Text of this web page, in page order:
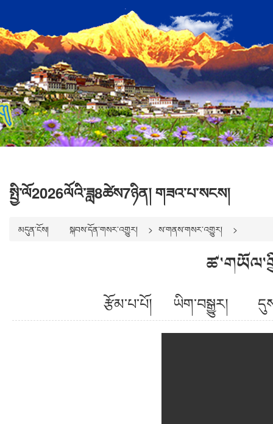
སྤྱི་ལོ2026ལོའི་ཟླ8ཚེས7ཉིན། གཟའ་པ་སངས།
མདུན་ངོས། སྐབས་དོན་གསར་འགྱུར། ས་གནས་གསར་འགྱུར།
རྩོམ་པ་པོ། ཡིག་བསྒྱུར།